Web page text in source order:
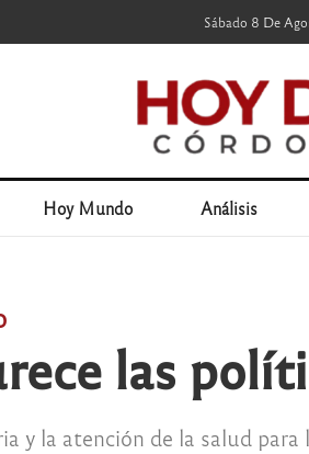
Sábado 8 De
Hoy Mundo Análisis
las
y la atención de la salud para